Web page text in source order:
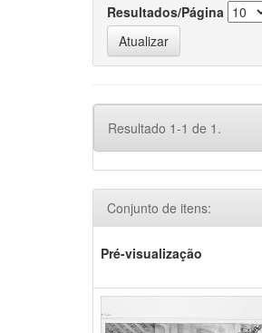
Resultados/Página
Resultado 1-1 de 1.
Conjunto de itens:
Pré-visualização